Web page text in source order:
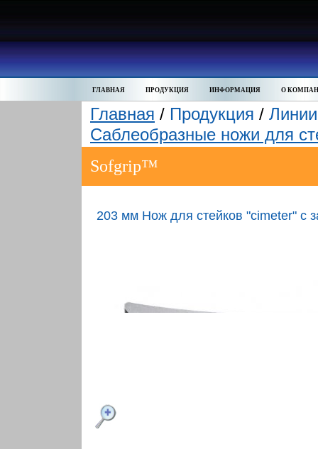
ГЛАВНАЯ ПРОДУКЦИЯ ИНФОРМАЦИЯ О
Главная / Продукция /
Саблеобразные ножи для
Sofgrip™
203 мм Нож для стейков "cimeter" с